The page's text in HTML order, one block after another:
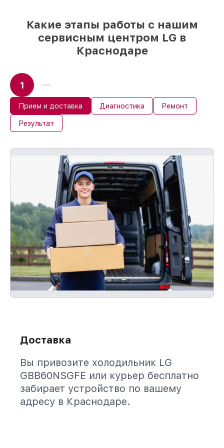
Какие этапы работы с нашим
сервисным центром LG в
Краснодаре
1
Прием и доставка Диагностика Ремонт
Результат
Доставка
Вы привозите холодильник LG
GBB60NSGFE или курьер бесплатно
забирает устройство по вашему
адресу в Краснодаре.